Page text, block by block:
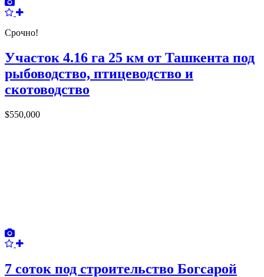
Срочно!
Участок 4.16 га 25 км от Ташкента под
рыбоводство, птицеводство и
скотоводство
$550,000
7 соток под строительство Богсарой